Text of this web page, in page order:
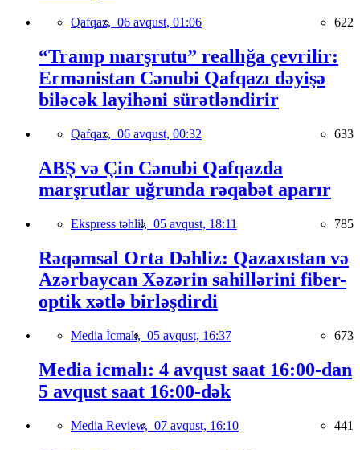
Qafqaz, 06 avqust, 01:06 622
“Tramp marşrutu” reallığa çevrilir:
Ermənistan Cənubi Qafqazı dəyişə
biləcək layihəni sürətləndirir
Qafqaz, 06 avqust, 00:32 633
ABŞ və Çin Cənubi Qafqazda
marşrutlar uğrunda rəqabət aparır
Ekspress təhlil, 05 avqust, 18:11 785
Rəqəmsal Orta Dəhliz: Qazaxıstan və
Azərbaycan Xəzərin sahillərini fiber-
optik xətlə birləşdirdi
Media İcmalı, 05 avqust, 16:37 673
Media icmalı: 4 avqust saat 16:00-dan
5 avqust saat 16:00-dək
Media Review, 07 avqust, 16:10 441